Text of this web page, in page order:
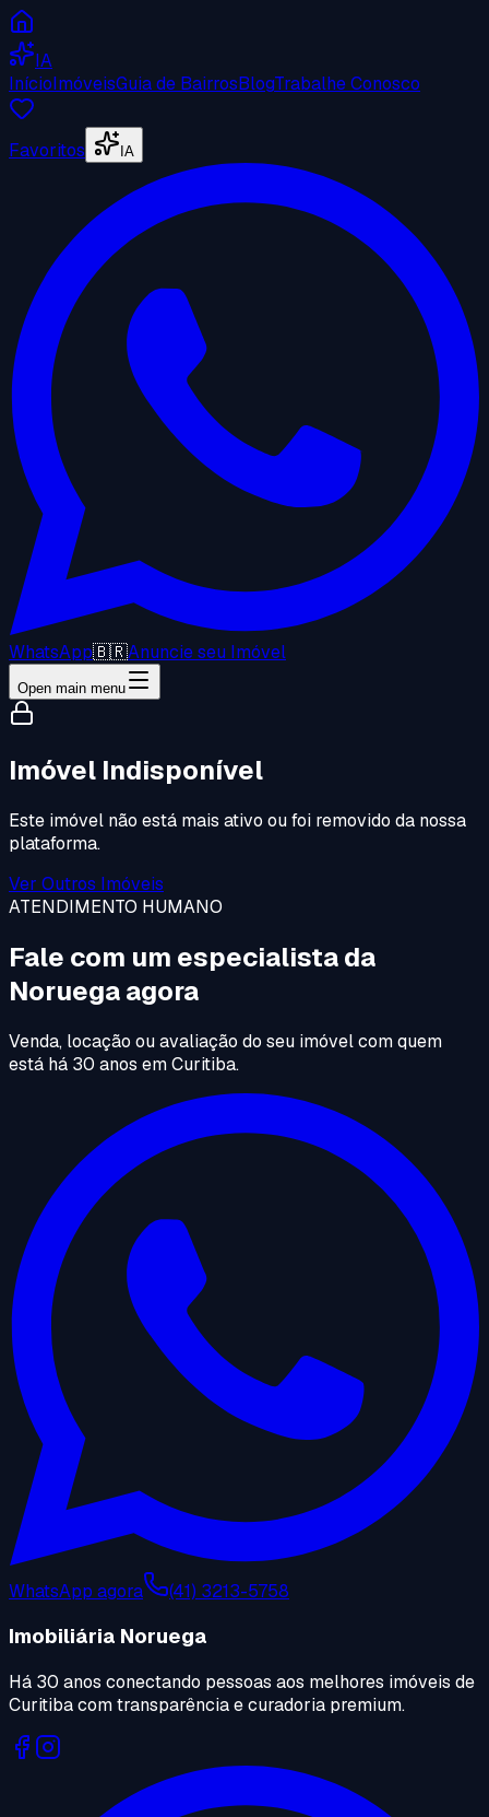
IA
InícioImóveisGuia de BairrosBlogTrabalhe Conosco
Favoritos IA
WhatsApp🇧🇷Anuncie seu Imóvel
Open main menu
Imóvel Indisponível
Este imóvel não está mais ativo ou foi removido da nossa
plataforma.
Ver Outros Imóveis
ATENDIMENTO HUMANO
Fale com um especialista da
Noruega agora
Venda, locação ou avaliação do seu imóvel com quem
está há 30 anos em Curitiba.
WhatsApp agora (41) 3213-5758
Imobiliária Noruega
Há 30 anos conectando pessoas aos melhores imóveis de
Curitiba com transparência e curadoria premium.